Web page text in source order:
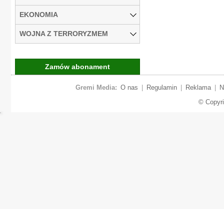
EKONOMIA
WOJNA Z TERRORYZMEM
Zamów abonament
Gremi Media: O nas Regulamin Reklama
©